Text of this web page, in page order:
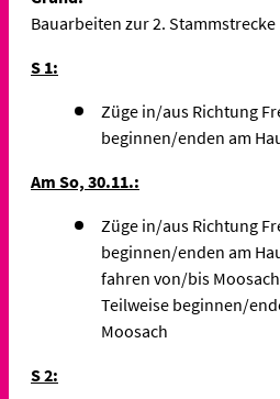
Bauarbeiten zur 2. Stammstrecke
S 1:
Züge in/aus Richtung
beginnen/enden am
Am So, 30.11.:
Züge in/aus Richtung
beginnen/enden am
fahren von/bis
Teilweise beginnen/
Moosach
S 2: